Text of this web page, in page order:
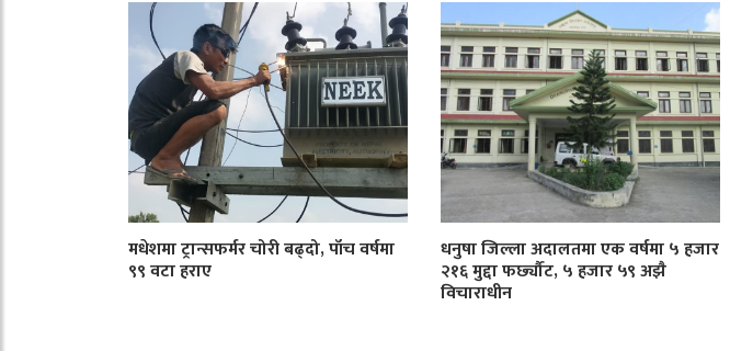
मधेशमा ट्रान्सफर्मर चोरी बढ्दो, पाँच वर्षमा
९९ वटा हराए
धनुषा जिल्ला अदालतमा एक वर्षमा ५ हजार
२१६ मुद्दा फर्छ्यौट, ५ हजार ५९ अझै
विचाराधीन